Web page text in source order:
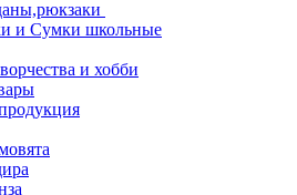
и Сумки школьные
и хобби